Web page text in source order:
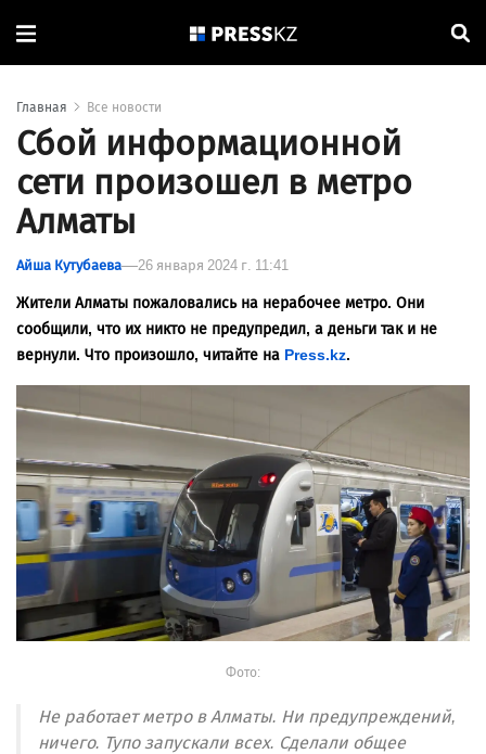
Главная Все новости
Сбой информационной
сети произошел в метро
Алматы
Айша Кутубаева 26 января 2024 г. 11:41
Жители Алматы пожаловались на нерабочее метро. Они
сообщили, что их никто не предупредил, а деньги так и не
вернули. Что произошло, читайте на Press.kz.
Фото:
Не работает метро в Алматы. Ни предупреждений,
ничего. Тупо запускали всех. Сделали общее